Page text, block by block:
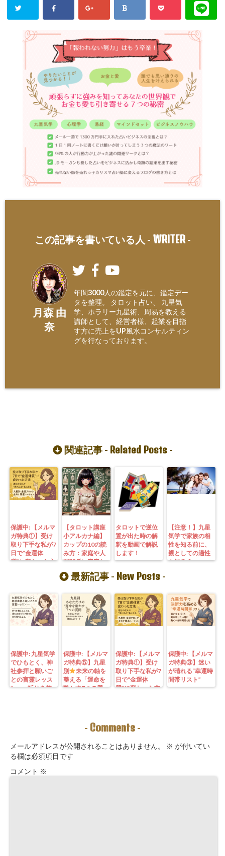
この記事を書いている人 - WRITER-
月森 由
奈
年間3000人の鑑定を元に、鑑定デー
タを整理。 タロット占い、 九星気
学、ホラリー九星術、周易を教える
講師として、経営者様、起業を目指
す方に売上をUP風水コンサルティン
グを行なっております。
関連記事 - Related Posts-
保護中: 【メルマ
ガ特典①】受け
取り下手な私が7
日で“金運体
質”に変わった方
九星別・金運ブ
ロックを外す開
運ルーティン〜
【タロット講座
小アルカナ編】
カップの10の読
み方：家庭や人
間関係に安定と
幸福をもたらす
秘訣
タロットで逆位
置が出た時の解
釈を動画で解説
します！
【注意！】九星
気学で家族の相
性を知る前に、
親としての適性
を知ろう
最新記事 - New Posts -
保護中: 九星気学
でひもとく、神
社参拝と願いご
との言霊レッス
ン—— 祈りを整
保護中: 【メルマ
ガ特典⑤】九星
別
未来の軸を
整える「運命を
動かす7つの質
ーチングできま
保護中: 【メルマ
ガ特典①】受け
取り下手な私が7
日で“金運体
質”に変わった方
九星別・金運ブ
ロックを外す開
保護中: 【メルマ
ガ特典③】迷い
が晴れる“幸運時
間帯リスト”
- Comments -
メールアドレスが公開されることはありません。 ※ が付いてい
る欄は必須項目です
コメント ※